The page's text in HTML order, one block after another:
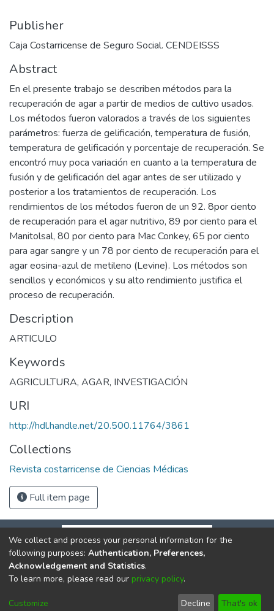
Publisher
Caja Costarricense de Seguro Social. CENDEISSS
Abstract
En el presente trabajo se describen métodos para la
recuperación de agar a partir de medios de cultivo usados.
Los métodos fueron valorados a través de los siguientes
parámetros: fuerza de gelificación, temperatura de fusión,
temperatura de gelificación y porcentaje de recuperación. Se
encontró muy poca variación en cuanto a la temperatura de
fusión y de gelificación del agar antes de ser utilizado y
posterior a los tratamientos de recuperación. Los
rendimientos de los métodos fueron de un 92. 8por ciento
de recuperación para el agar nutritivo, 89 por ciento para el
Manitolsal, 80 por ciento para Mac Conkey, 65 por ciento
para agar sangre y un 78 por ciento de recuperación para el
agar eosina-azul de metileno (Levine). Los métodos son
sencillos y económicos y su alto rendimiento justifica el
proceso de recuperación.
Description
ARTICULO
Keywords
AGRICULTURA, AGAR, INVESTIGACIÓN
URI
http://hdl.handle.net/20.500.11764/3861
Collections
Revista costarricense de Ciencias Médicas
Full item page
DSpace softwarecopyright © 2002-2026
Cookie
End User
Send
We collect and process your personal information for the
following purposes: Authentication, Preferences,
Acknowledgement and Statistics.
To learn more, please read our privacy policy.
Customize Decline That's ok